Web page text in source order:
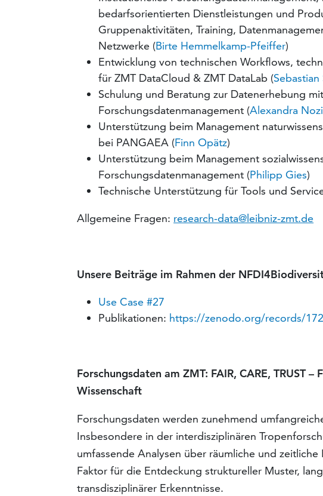
bedarfsorientierten Dienstleistungen und
Gruppenaktivitäten, Training,
Netzwerke (Birte Hemmelkamp-Pfeiffer)
Entwicklung von technischen Workflows,
für ZMT DataCloud & ZMT DataLab (Sebastian
Schulung und Beratung zur Datenerhebung
Forschungsdatenmanagement (Alexandra
Unterstützung beim Management
bei PANGAEA (Finn Opätz)
Unterstützung beim Management
Forschungsdatenmanagement (Philipp Gies)
Technische Unterstützung für Tools und
Allgemeine Fragen: research-data@leibniz-zmt.de
Unsere Beiträge im Rahmen der
Use Case #27
Publikationen: https://zenodo.org/records/
Forschungsdaten am ZMT: FAIR, CARE, TRUST
Wissenschaft
Forschungsdaten werden zunehmend
Insbesondere in der interdisziplinären
umfassende Analysen über räumliche und
Faktor für die Entdeckung struktureller Muster,
transdisziplinärer Erkenntnisse.